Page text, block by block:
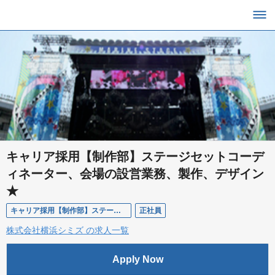
キャリア採用【制作部】ステージセットコーデ
ィネーター、会場の設営業務、製作、デザイン
★
キャリア採用【制作部】ステージセットコーディネーター、会場の設営業務、製作、デザイン★ 正社員
株式会社横浜シミズ の求人一覧
Apply Now